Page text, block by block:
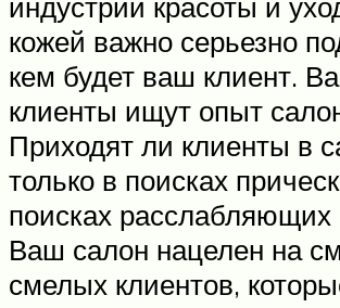
кожей важно серьезно
кем будет ваш клиент.
клиенты ищут опыт
Приходят ли клиенты в
только в поисках
поисках расслабляющих
Ваш салон нацелен на
смелых клиентов,